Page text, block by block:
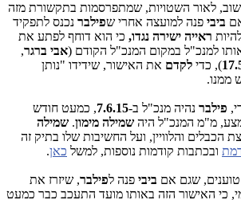
לאור השטויות, שמתפרסמות בתקשורת מזה
ביבי פנה למועצה אחרי שפילבר נכנס לתפקיד
ראייה ישירה נגדו, כי הוא דוחף לפתע את
למנכ"ל במקום המנכ"ל הקודם (אבי ברגר,
), כדי לקדם את האישור, שידידו "נותן
ממנו.
פילבר נהיה מנכ"ל ב-7.6.15, כמעט חודש
מ"מ המנכ"ל היה שמילה מימון. שמילה
הכבלים והלוויין, ועל החשיבות שלו בתיק זה
ובכתבות קודמות נוספות, למשל כאן.
טוענים, שגם אם ביבי פנה לפילבר, שיזרז את
כי האישור הזה באותו מועד התעכב כבר כמעט